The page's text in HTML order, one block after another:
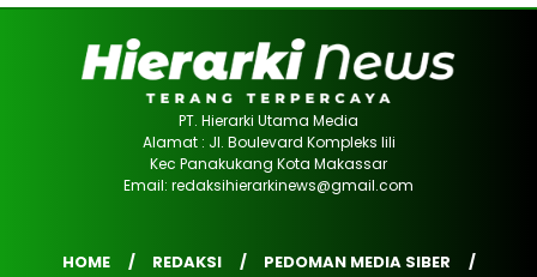
PT. Hierarki Utama Media
Alamat : Jl. Boulevard Kompleks lili
Kec Panakukang Kota Makassar
Email: redaksihierarkinews@gmail.com
HOME REDAKSI PEDOMAN MEDIA SIBER